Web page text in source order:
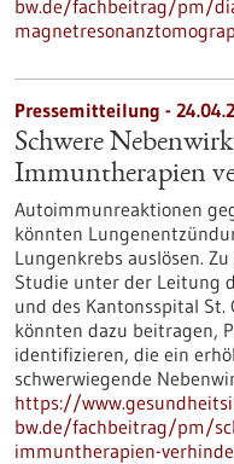
bw.de/fachbeitrag/pm/
Pressemitteilung -
Schwere
Immuntherapien
Autoimmunreaktionen
könnten
Lungenkrebs auslösen.
Studie unter der Leitung
und des Kantonsspital St.
könnten dazu beitragen,
identifizieren, die ein
schwerwiegende
https://
bw.de/fachbeitrag/pm/
immuntherapien-